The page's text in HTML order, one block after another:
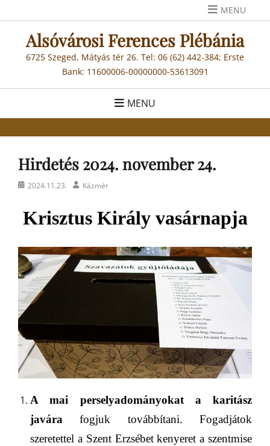
to
content
MENU
Alsóvárosi Ferences Plébánia
6725 Szeged, Mátyás tér 26. Tel: 06 (62) 442-384; Erste
Bank: 11600006-00000000-53613091
MENU
Hirdetés 2024. november 24.
Posted2024.11.23. AuthorKázmér
Krisztus Király vasárnapja
A mai perselyadományokat a karitász
javárafogjuk továbbítani.Fogadjátok
szeretettel a Szent Erzsébet kenyeret a szentmise